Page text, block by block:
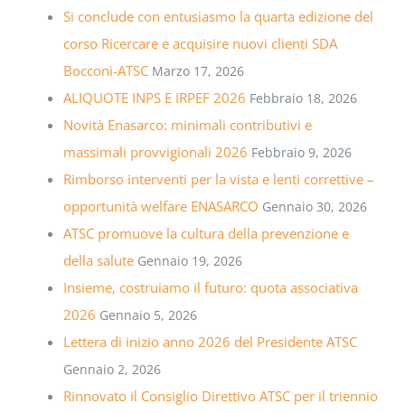
Si conclude con entusiasmo la quarta edizione del
corso Ricercare e acquisire nuovi clienti SDA
Bocconi-ATSC Marzo 17, 2026
ALIQUOTE INPS E IRPEF 2026 Febbraio 18, 2026
Novità Enasarco: minimali contributivi e
massimali provvigionali 2026 Febbraio 9, 2026
Rimborso interventi per la vista e lenti correttive –
opportunità welfare ENASARCO Gennaio 30, 2026
ATSC promuove la cultura della prevenzione e
della salute Gennaio 19, 2026
Insieme, costruiamo il futuro: quota associativa
2026 Gennaio 5, 2026
Lettera di inizio anno 2026 del Presidente ATSC
Gennaio 2, 2026
Rinnovato il Consiglio Direttivo ATSC per il triennio